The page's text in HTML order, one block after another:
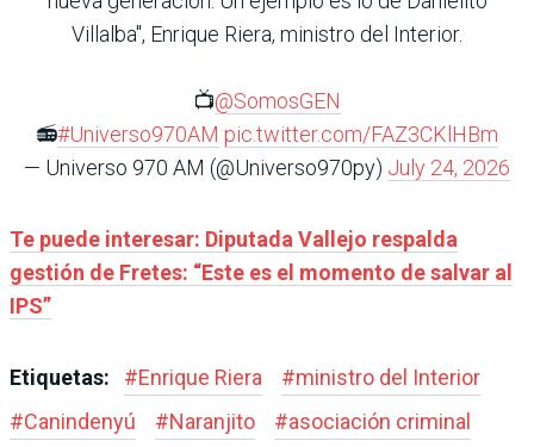
Villalba", Enrique Riera, ministro del Interior.
📺@SomosGEN
📻#Universo970AM pic.twitter.com/FAZ3CKlHBm
— Universo 970 AM (@Universo970py) July 24, 2026
Te puede interesar: Diputada Vallejo respalda
gestión de Fretes: “Este es el momento de salvar al
IPS”
Etiquetas: #Enrique Riera #ministro del Interior
#Canindenyú #Naranjito #asociación criminal